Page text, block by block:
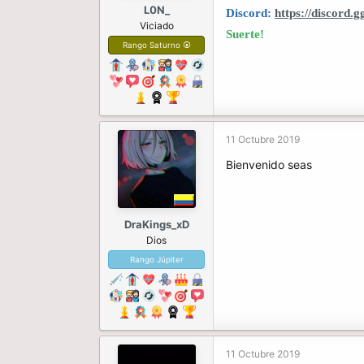
L0N_
Viciado
Rango Saturno ⦿
Discord: https://
Suerte!
DraKings_xD
Dios
Rango Júpiter
11 Octubre 2019
Bienvenido seas
11 Octubre 2019